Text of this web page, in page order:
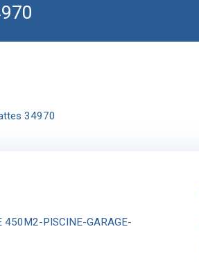
34970
450M2-PISCINE-GARAGE-